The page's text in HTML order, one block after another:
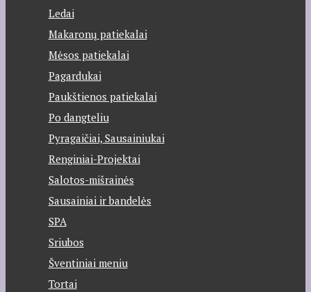
Ledai
Makaronų patiekalai
Mėsos patiekalai
Pagardukai
Paukštienos patiekalai
Po dangteliu
Pyragaičiai, Sausainiukai
Renginiai-Projektai
Salotos-mišrainės
Sausainiai ir bandelės
SPA
Sriubos
Šventiniai meniu
Tortai